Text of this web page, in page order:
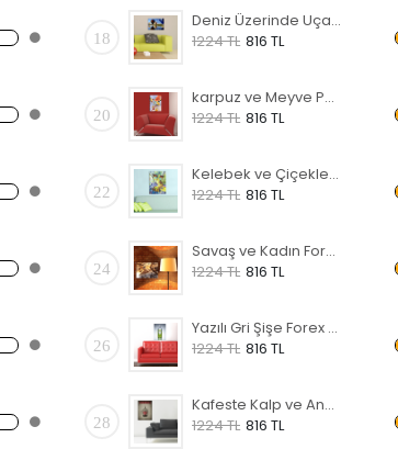
18
Deniz Üzerinde Uçan Balonlar Forex Tablo
1224 TL 816 TL
20
karpuz ve Meyve Parçaları Forex Tablo
1224 TL 816 TL
22
Kelebek ve Çiçekler Forex Tablo
1224 TL 816 TL
24
Savaş ve Kadın Forex Tablo
1224 TL 816 TL
26
Yazılı Gri Şişe Forex Tablo
1224 TL 816 TL
28
Kafeste Kalp ve Anahtar Forex Tablo
1224 TL 816 TL